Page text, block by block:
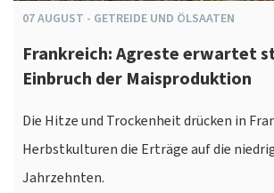
07AUGUST - GETREIDE UND ÖLSAATEN
Frankreich: Agreste erwartet
Einbruch der Maisproduktion
Die Hitze und Trockenheit drücken in
Herbstkulturen die Erträge auf die
Jahrzehnten.